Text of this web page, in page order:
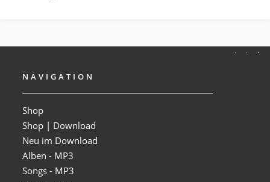
NAVIGATION
Shop
Shop | Download
Neu im Download
Alben - MP3
Songs - MP3